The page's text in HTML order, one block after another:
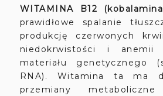
WITAMINA B12
prawidłowe spalanie
produkcję czerwonych
niedokrwistości i anemii
materiału genetycznego
RNA). Witamina ta ma
przemiany